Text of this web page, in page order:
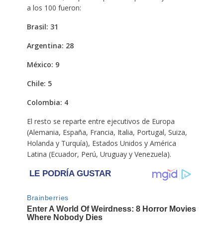
a los 100 fueron:
Brasil: 31
Argentina: 28
México: 9
Chile: 5
Colombia: 4
El resto se reparte entre ejecutivos de Europa
(Alemania, España, Francia, Italia, Portugal, Suiza,
Holanda y Turquía), Estados Unidos y América
Latina (Ecuador, Perú, Uruguay y Venezuela).